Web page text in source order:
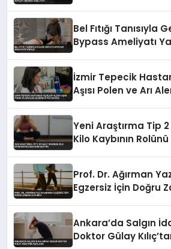
Bel Fıtığı Tanısıyla
Bypass Ameliyatı
İzmir Tepecik
Aşısı Polen ve Arı
Yeni Araştırma Tip
Kilo Kaybının
Prof. Dr. Ağırman
Egzersiz İçin Doğru
Ankara’da Salgın
Doktor Gülay